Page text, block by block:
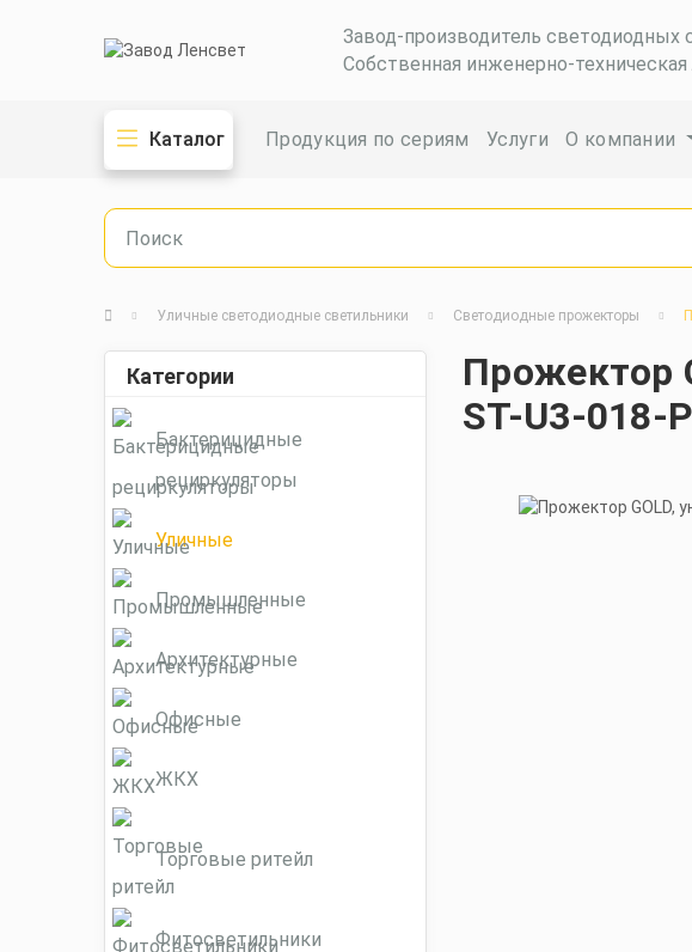
Завод-производитель светодиодных
Собственная инженерно-техническая
Каталог Продукция по сериям Услуги О компании
Уличные светодиодные светильники Светодиодные прожекторы
Категории
Бактерицидные
рециркуляторы
Уличные
Промышленные
Архитектурные
Офисные
ЖКХ
Торговые ритейл
Фитосветильники
Прожектор
ST-U3-018-